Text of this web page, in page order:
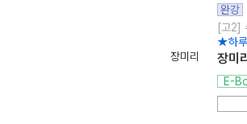
장미리
완강
[고2]
★하루
장미
E-